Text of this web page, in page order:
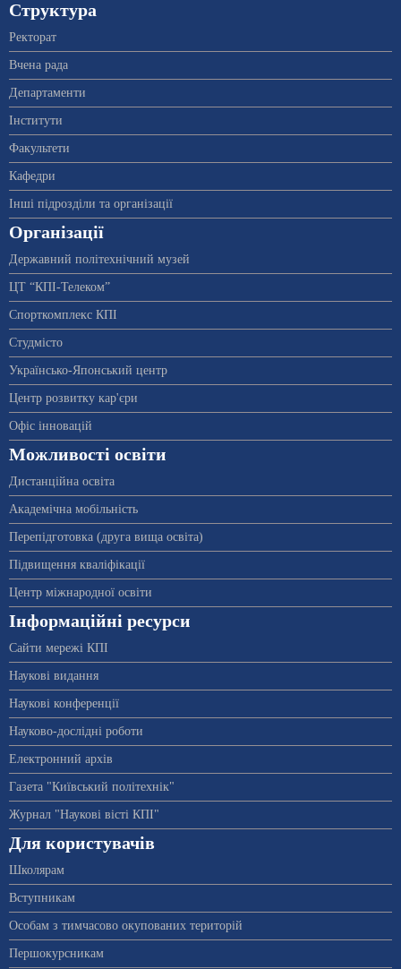
Структура
Ректорат
Вчена рада
Департаменти
Інститути
Факультети
Кафедри
Інші підрозділи та організації
Організації
Державний політехнічний музей
ЦТ “КПІ-Телеком”
Спорткомплекс КПІ
Студмісто
Українсько-Японський центр
Центр розвитку кар'єри
Офіс інновацій
Можливості освіти
Дистанційна освіта
Академічна мобільність
Перепідготовка (друга вища освіта)
Підвищення кваліфікації
Центр міжнародної освіти
Інформаційні ресурси
Сайти мережі КПІ
Наукові видання
Наукові конференції
Науково-дослідні роботи
Електронний архів
Газета "Київський політехнік"
Журнал "Наукові вісті КПІ"
Для користувачів
Школярам
Вступникам
Особам з тимчасово окупованих територій
Першокурсникам